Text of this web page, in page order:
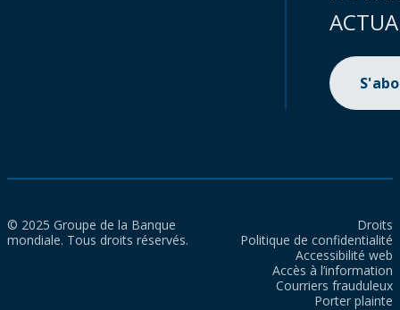
© 2025 Groupe de la Banque
mondiale. Tous droits réservés.
Droits
Politique de confidentialité
Accessibilité web
Accès à l’information
Courriers frauduleux
Porter plainte